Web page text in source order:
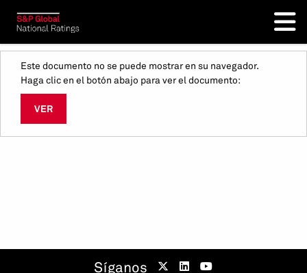
Este documento no se puede mostrar en su navegador.
Haga clic en el botón abajo para ver el documento:
VER
Síganos